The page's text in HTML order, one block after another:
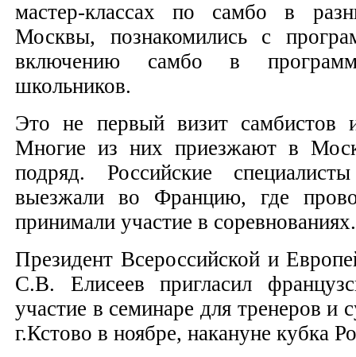
мастер-классах по самбо в
Москвы, познакомились с
включению самбо в
школьников.
Это не первый визит
Многие из них приезжают в
подряд. Российские
выезжали во Францию, где
принимали участие в соревнованиях.
Президент Всероссийской и
С.В. Елисеев пригласил
участие в семинаре для тренеров и
г.Кстово в ноябре, накануне кубка